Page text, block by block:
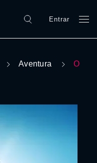
Entrar
Aventura
O